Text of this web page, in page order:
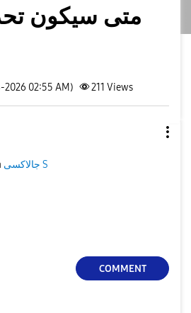
متى سيكون
2026 02:55 AM) 211 Views
جالاكسى S
COMMENT